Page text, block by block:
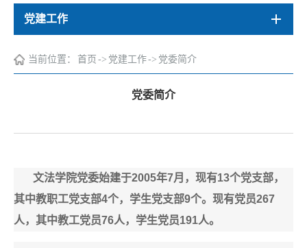
党建工作
当前位置： 首页 -> 党建工作-> 党委简介
党委简介
文法学院党委始建于2005年7月，现有13个党支部，
其中教职工党支部4个，学生党支部9个。现有党员267
人，其中教工党员76人，学生党员191人。